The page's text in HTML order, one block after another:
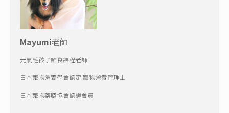
Mayumi老師
元氣毛孩子鮮食課程老師
日本寵物營養學會認定 寵物營養管理士
日本寵物藥膳協會認證會員